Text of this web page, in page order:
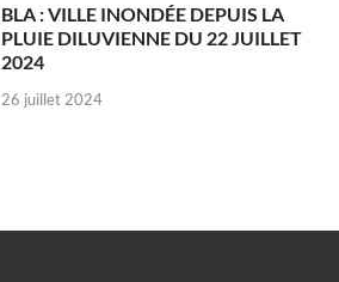
BLA : VILLE INONDÉE DEPUIS LA
PLUIE DILUVIENNE DU 22 JUILLET
2024
26 juillet 2024